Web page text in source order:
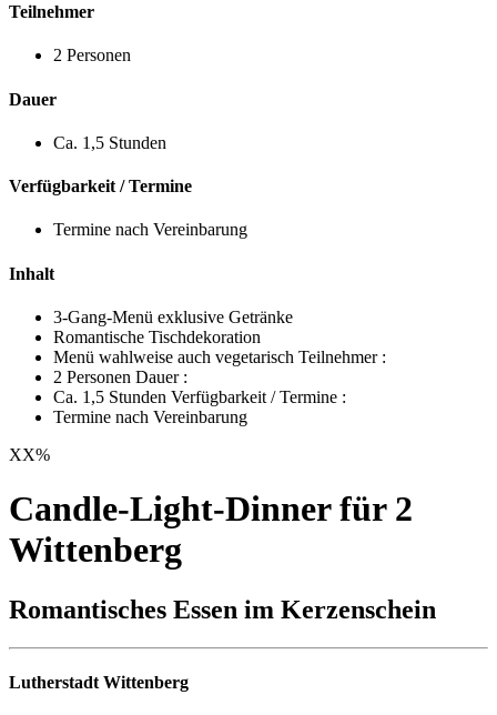
Teilnehmer
2 Personen
Dauer
Ca. 1,5 Stunden
Verfügbarkeit / Termine
Termine nach Vereinbarung
Inhalt
3-Gang-Menü exklusive Getränke
Romantische Tischdekoration
Menü wahlweise auch vegetarisch Teilnehmer :
2 Personen Dauer :
Ca. 1,5 Stunden Verfügbarkeit / Termine :
Termine nach Vereinbarung
XX%
Candle-Light-Dinner für 2
Wittenberg
Romantisches Essen im Kerzenschein
Lutherstadt Wittenberg